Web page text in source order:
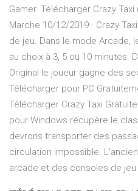
Gamer. Télécharger Crazy
Marche 10/12/2019 · Crazy
de jeu. Dans le mode Arcade,
au choix à 3, 5 ou 10 minutes.
Original le joueur gagne des
Télécharger pour PC
Télécharger Crazy Taxi
pour Windows récupère le
devrons transporter des
circulation impossible.
arcade et des consoles de